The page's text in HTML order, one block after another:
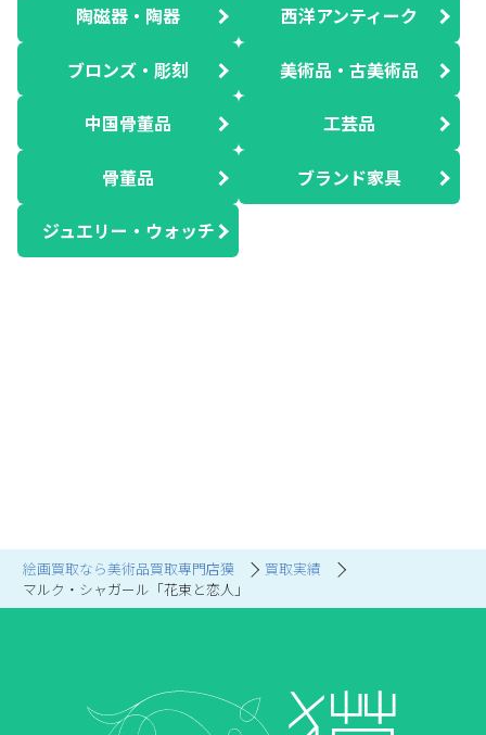
絵画買取なら美術品買取専門店獏
買取実績
マルク・シャガール「花束と恋人」
陶磁器・陶器 西洋アンティーク
ブロンズ・彫刻 美術品・古美術品
中国骨董品 工芸品
骨董品 ブランド家具
ジュエリー・ウォッチ